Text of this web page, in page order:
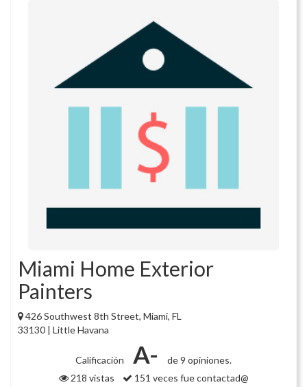
Miami Home Exterior
Painters
426 Southwest 8th Street, Miami, FL
33130 | Little Havana
Calificación A-
de 9 opiniones.
218 vistas
151 veces fue contactad@